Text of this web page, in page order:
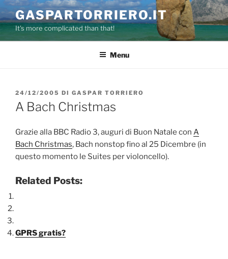
Salta
al
contenuto
GASPARTORRIERO.IT
It's more complicated than that!
Menu
PUBBLICATO
IL
24/12/2005 DI GASPAR TORRIERO
A Bach Christmas
Grazie alla BBC Radio 3, auguri di Buon Natale con A
Bach Christmas, Bach nonstop fino al 25 Dicembre (in
questo momento le Suites per violoncello).
Related Posts:
GPRS gratis?